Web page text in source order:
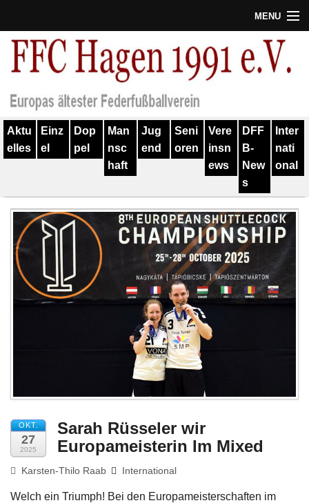
MENU
Termine
Verein
Geschichte
Training
Spieler
Kontakt
Links
Aktu
elles
Einz
el
Dop
pel
Man
nsc
haft
Jug
end
Seni
oren
Vere
insn
ews
DFF
B-
New
s
Inter
nati
onal
OKT.
27
2025
Sarah Rüsseler wir
Europameisterin Im Mixed
Karsten-Thilo Raab International
Welch ein Triumph! Bei den Europameisterschaften im